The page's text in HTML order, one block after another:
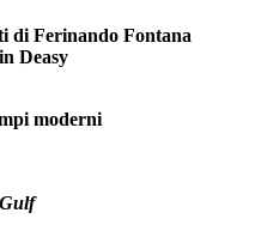
di Ferinando Fontana
Deasy
moderni